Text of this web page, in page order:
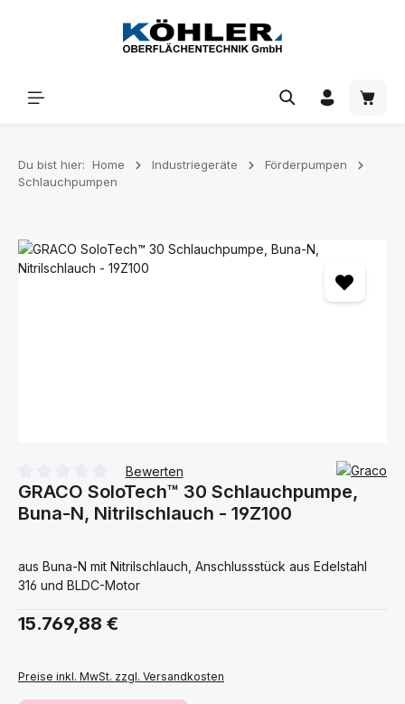
Zum Hauptinhalt springen
Du bist hier: Home Industriegeräte
Förderpumpen
Schlauchpumpen
Bildergalerie überspringen
Durchschnittliche Bewertung von 0 von 5 Sternen
Bewerten
GRACO SoloTech™ 30 Schlauchpumpe,
Buna-N, Nitrilschlauch - 19Z100
aus Buna-N mit Nitrilschlauch, Anschlussstück aus Edelstahl
316 und BLDC-Motor
Regulärer Preis:
15.769,88 €
Preise inkl. MwSt. zzgl. Versandkosten